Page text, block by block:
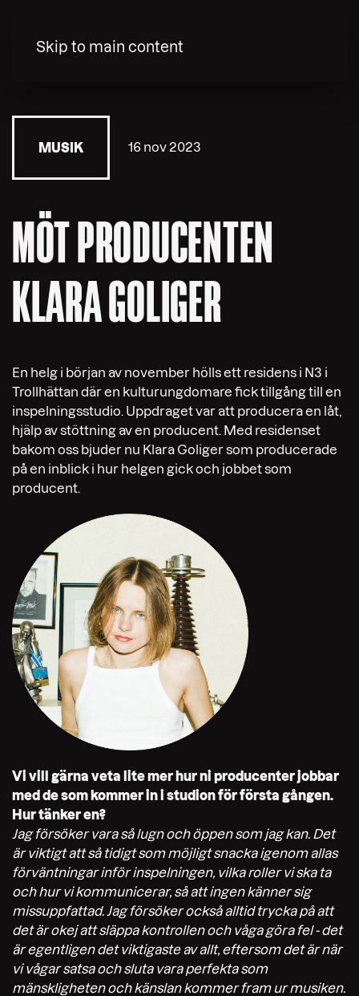
Skip to main content
MUSIK 16 nov 2023
MÖT PRODUCENTEN
KLARA GOLIGER
En helg i början av november hölls ett residens i N3 i
Trollhättan där en kulturungdomare fick tillgång till en
inspelningsstudio. Uppdraget var att producera en låt,
hjälp av stöttning av en producent. Med residenset
bakom oss bjuder nu Klara Goliger som producerade
på en inblick i hur helgen gick och jobbet som
producent.
Vi vill gärna veta lite mer hur ni producenter jobbar
med de som kommer in i studion för första gången.
Hur tänker en?
Jag försöker vara så lugn och öppen som jag kan. Det
är viktigt att så tidigt som möjligt snacka igenom allas
förväntningar inför inspelningen, vilka roller vi ska ta
och hur vi kommunicerar, så att ingen känner sig
missuppfattad. Jag försöker också alltid trycka på att
det är okej att släppa kontrollen och våga göra fel - det
är egentligen det viktigaste av allt, eftersom det är när
vi vågar satsa och sluta vara perfekta som
mänskligheten och känslan kommer fram ur musiken.